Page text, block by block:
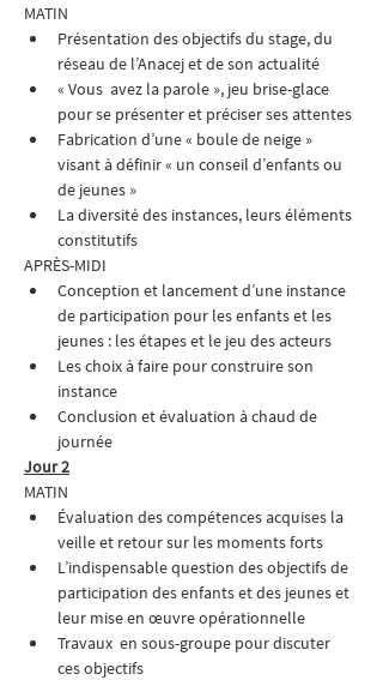
MATIN
Présentation des objectifs du stage, du
réseau de l’Anacej et de son actualité
« Vous  avez la parole », jeu brise-glace
pour se présenter et préciser ses attentes
Fabrication d’une « boule de neige »
visant à définir « un conseil d’enfants ou
de jeunes »
La diversité des instances, leurs éléments
constitutifs
APRÈS-MIDI
Conception et lancement d’une instance
de participation pour les enfants et les
jeunes : les étapes et le jeu des acteurs
Les choix à faire pour construire son
instance
Conclusion et évaluation à chaud de
journée
Jour 2
MATIN
Évaluation des compétences acquises la
veille et retour sur les moments forts
L’indispensable question des objectifs de
participation des enfants et des jeunes et
leur mise en œuvre opérationnelle
Travaux  en sous-groupe pour discuter
ces objectifs